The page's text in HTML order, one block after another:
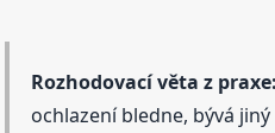
Rozhodovací věta z praxe:
ochlazení bledne, bývá